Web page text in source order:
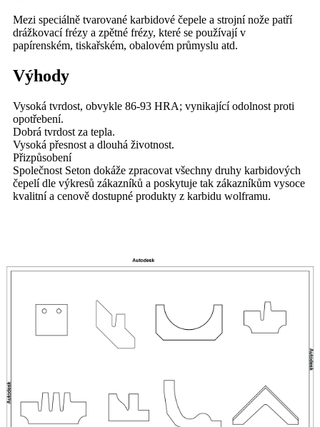
Mezi speciálně tvarované karbidové čepele a strojní nože patří
drážkovací frézy a zpětné frézy, které se používají v
papírenském, tiskařském, obalovém průmyslu atd.
Výhody
Vysoká tvrdost, obvykle 86-93 HRA; vynikající odolnost proti
opotřebení.
Dobrá tvrdost za tepla.
Vysoká přesnost a dlouhá životnost.
Přizpůsobení
Společnost Seton dokáže zpracovat všechny druhy karbidových
čepelí dle výkresů zákazníků a poskytuje tak zákazníkům vysoce
kvalitní a cenově dostupné produkty z karbidu wolframu.